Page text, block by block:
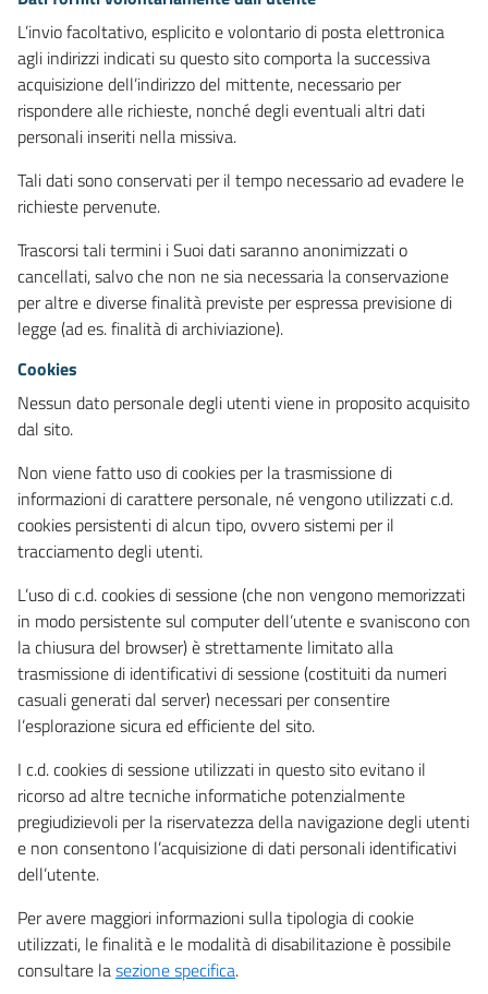
L’invio facoltativo, esplicito e volontario di posta elettronica
agli indirizzi indicati su questo sito comporta la successiva
acquisizione dell’indirizzo del mittente, necessario per
rispondere alle richieste, nonché degli eventuali altri dati
personali inseriti nella missiva.
Tali dati sono conservati per il tempo necessario ad evadere le
richieste pervenute.
Trascorsi tali termini i Suoi dati saranno anonimizzati o
cancellati, salvo che non ne sia necessaria la conservazione
per altre e diverse finalità previste per espressa previsione di
legge (ad es. finalità di archiviazione).
Cookies
Nessun dato personale degli utenti viene in proposito acquisito
dal sito.
Non viene fatto uso di cookies per la trasmissione di
informazioni di carattere personale, né vengono utilizzati c.d.
cookies persistenti di alcun tipo, ovvero sistemi per il
tracciamento degli utenti.
L’uso di c.d. cookies di sessione (che non vengono memorizzati
in modo persistente sul computer dell’utente e svaniscono con
la chiusura del browser) è strettamente limitato alla
trasmissione di identificativi di sessione (costituiti da numeri
casuali generati dal server) necessari per consentire
l’esplorazione sicura ed efficiente del sito.
I c.d. cookies di sessione utilizzati in questo sito evitano il
ricorso ad altre tecniche informatiche potenzialmente
pregiudizievoli per la riservatezza della navigazione degli utenti
e non consentono l’acquisizione di dati personali identificativi
dell’utente.
Per avere maggiori informazioni sulla tipologia di cookie
utilizzati, le finalità e le modalità di disabilitazione è possibile
consultare lasezione specifica.